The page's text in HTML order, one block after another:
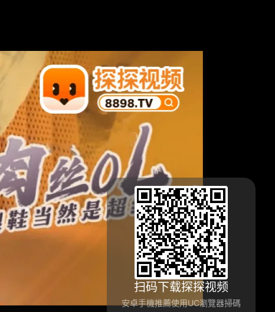
扫码下载探探视频
安卓手機推薦使用UC瀏覽器掃碼